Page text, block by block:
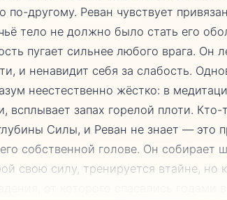
по-другому. Реван чувствует
тело не должно было стать его
пугает сильнее любого врага. Он
и ненавидит себя за слабость.
неестественно жёстко: в
всплывает запах горелой плоти.
Силы, и Реван не знает — это
собственной голове. Он собирает
свою силу, тренируется втайне, но